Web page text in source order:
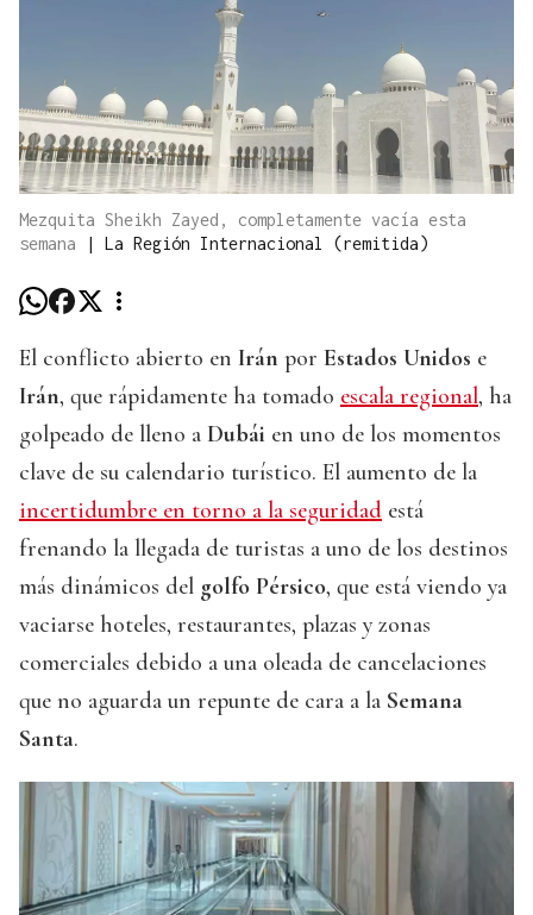
Mezquita Sheikh Zayed, completamente vacía esta
semana
| La Región Internacional (remitida)
El conflicto abierto en Irán por Estados Unidos e
Irán, que rápidamente ha tomado escala regional, ha
golpeado de lleno a Dubái en uno de los momentos
clave de su calendario turístico. El aumento de la
incertidumbre en torno a la seguridad está
frenando la llegada de turistas a uno de los destinos
más dinámicos del golfo Pérsico, que está viendo ya
vaciarse hoteles, restaurantes, plazas y zonas
comerciales debido a una oleada de cancelaciones
que no aguarda un repunte de cara a la Semana
Santa.